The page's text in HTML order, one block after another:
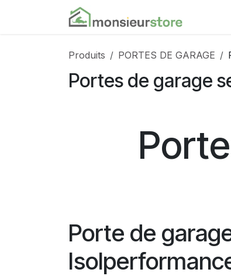
Se rendre au contenu
Produits PORTES DE GARAGE
Portes de garage
Porte de